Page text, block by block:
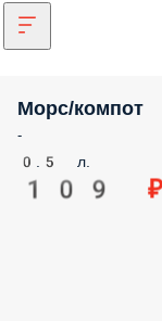
Морс/компот
-
0.5 л.
109 ₽